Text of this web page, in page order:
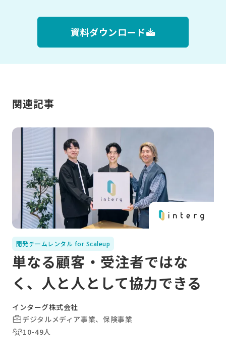
資料ダウンロード
関連記事
開発チームレンタル for Scaleup
単なる顧客・受注者ではな
く、人と人として協力できる
インターグ株式会社
デジタルメディア事業、保険事業
10-49人